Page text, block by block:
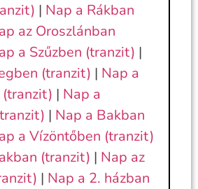
| Nap a Rákban
az Oroszlánban
a Szűzben (tranzit) |
(tranzit) | Nap a
| Nap a
| Nap a Bakban
a Vízöntőben (tranzit)
(tranzit) | Nap az
| Nap a 2. házban